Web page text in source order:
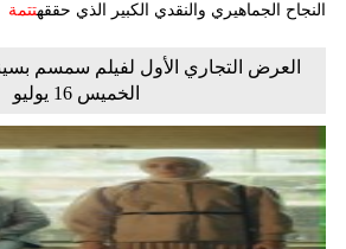
النجاح الجماهيري والنقدي الكبير الذي حققهتتمة
العرض التجاري الأول لفيلم سمسم
الخميس 16 يوليو